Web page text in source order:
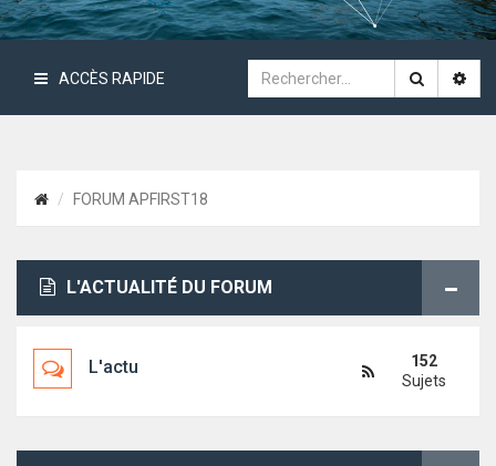
ACCÈS RAPIDE
FORUM APFIRST18
L'ACTUALITÉ DU FORUM
L'actu
152
Sujets